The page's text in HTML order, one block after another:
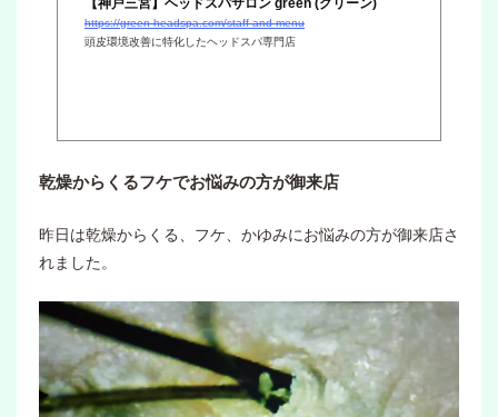
【神戸三宮】ヘッドスパサロン green (グリーン)
https://green-headspa.com/staff-and-menu
頭皮環境改善に特化したヘッドスパ専門店
乾燥からくるフケでお悩みの方が御来店
昨日は乾燥からくる、フケ、かゆみにお悩みの方が御来店さ
れました。